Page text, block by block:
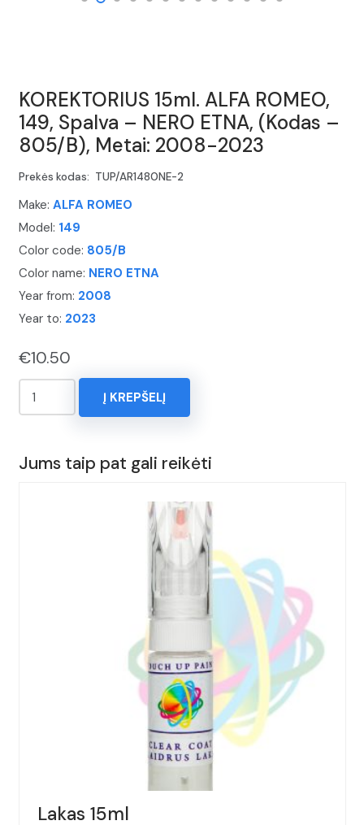
KOREKTORIUS 15ml. ALFA ROMEO,
149, Spalva – NERO ETNA, (Kodas –
805/B), Metai: 2008-2023
Prekės kodas: TUP/AR1480NE-2
Make: ALFA ROMEO
Model: 149
Color code: 805/B
Color name: NERO ETNA
Year from: 2008
Year to: 2023
€10.50
produkto
kiekis:
15ml.
Į KREPŠELĮ
Jums taip pat gali reikėti
Lakas 15ml